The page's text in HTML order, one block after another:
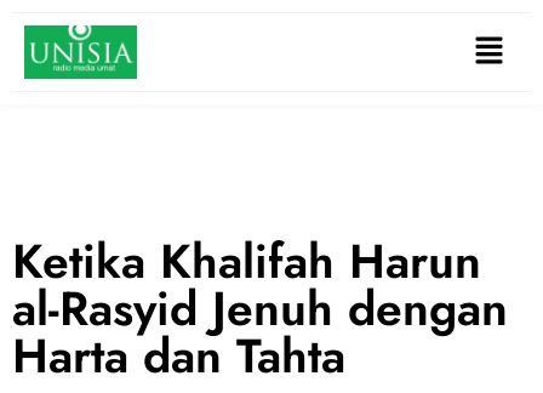
Ketika Khalifah Harun
al-Rasyid Jenuh dengan
Harta dan Tahta